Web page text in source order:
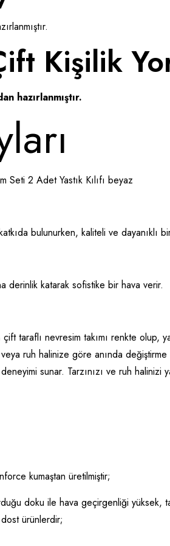
Kişilik
hazırlanmıştır.
Seti 2 Adet Yastık Kılıfı beyaz
bulunurken, kaliteli ve dayanıklı
derinlik katarak sofistike bir hava verir.
taraflı nevresim takımı renkte olup,
ruh halinize göre anında
sunar. Tarzınızı ve ruh halinizi
kumaştan üretilmiştir;
doku ile hava geçirgenliği
ürünlerdir;